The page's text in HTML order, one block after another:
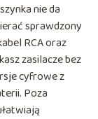
nie da
sprawdzony
RCA oraz
zasilacze bez
cyfrowe z
Poza